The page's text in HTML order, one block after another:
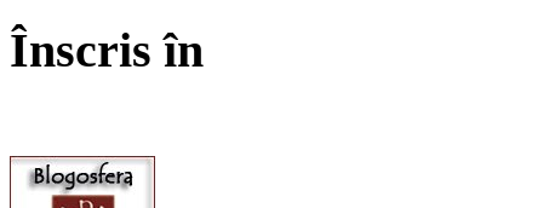
Înscris în